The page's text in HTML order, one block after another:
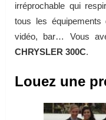
irréprochable qui
tous les équipements
vidéo, bar… Vous
CHRYSLER 300C.
Louez une